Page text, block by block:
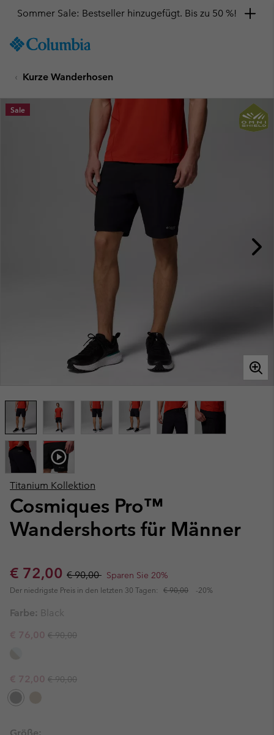
TO
SKIP
MAIN
NAV
Sommer Sale: Bestseller hinzugefügt. Bis zu 50 %!
Kurze Wanderhosen
Titanium Kollektion
Cosmiques Pro™
Wandershorts für Männer
Sale price:
€ 72,00 Regular price:
€ 90,00 Sparen Sie 20%
Der niedrigste Preis in den letzten 30 Tagen: € 90,00 -20%
Sale
Farbe: Black
Sale price:
€ 76,00 Regular price:
€ 90,00
Sale price:
€ 72,00 Regular price:
€ 90,00